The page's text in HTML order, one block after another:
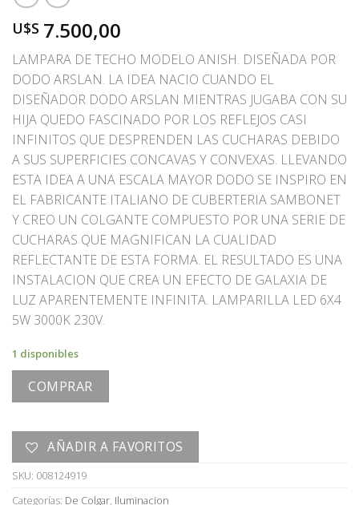
U$S 7.500,00
LAMPARA DE TECHO MODELO ANISH. DISEÑADA POR
DODO ARSLAN. LA IDEA NACIO CUANDO EL
DISEÑADOR DODO ARSLAN MIENTRAS JUGABA CON SU
HIJA QUEDO FASCINADO POR LOS REFLEJOS CASI
INFINITOS QUE DESPRENDEN LAS CUCHARAS DEBIDO
A SUS SUPERFICIES CONCAVAS Y CONVEXAS. LLEVANDO
ESTA IDEA A UNA ESCALA MAYOR DODO SE INSPIRO EN
EL FABRICANTE ITALIANO DE CUBERTERIA SAMBONET
Y CREO UN COLGANTE COMPUESTO POR UNA SERIE DE
CUCHARAS QUE MAGNIFICAN LA CUALIDAD
REFLECTANTE DE ESTA FORMA. EL RESULTADO ES UNA
INSTALACION QUE CREA UN EFECTO DE GALAXIA DE
LUZ APARENTEMENTE INFINITA. LAMPARILLA LED 6X4
5W 3000K 230V.
1 disponibles
COMPRAR
AÑADIR A FAVORITOS
SKU: 008124919
Categorías: De Colgar, Iluminacion